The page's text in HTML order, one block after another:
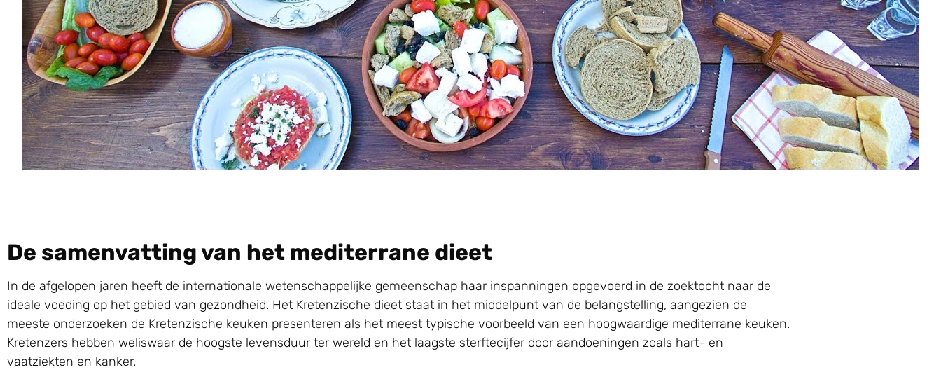
De samenvatting van het mediterrane dieet
In de afgelopen jaren heeft de internationale wetenschappelijke gemeenschap haar inspanningen opgevoerd in de zoektocht naar de
ideale voeding op het gebied van gezondheid. Het Kretenzische dieet staat in het middelpunt van de belangstelling, aangezien de
meeste onderzoeken de Kretenzische keuken presenteren als het meest typische voorbeeld van een hoogwaardige mediterrane keuken.
Kretenzers hebben weliswaar de hoogste levensduur ter wereld en het laagste sterftecijfer door aandoeningen zoals hart- en
vaatziekten en kanker.